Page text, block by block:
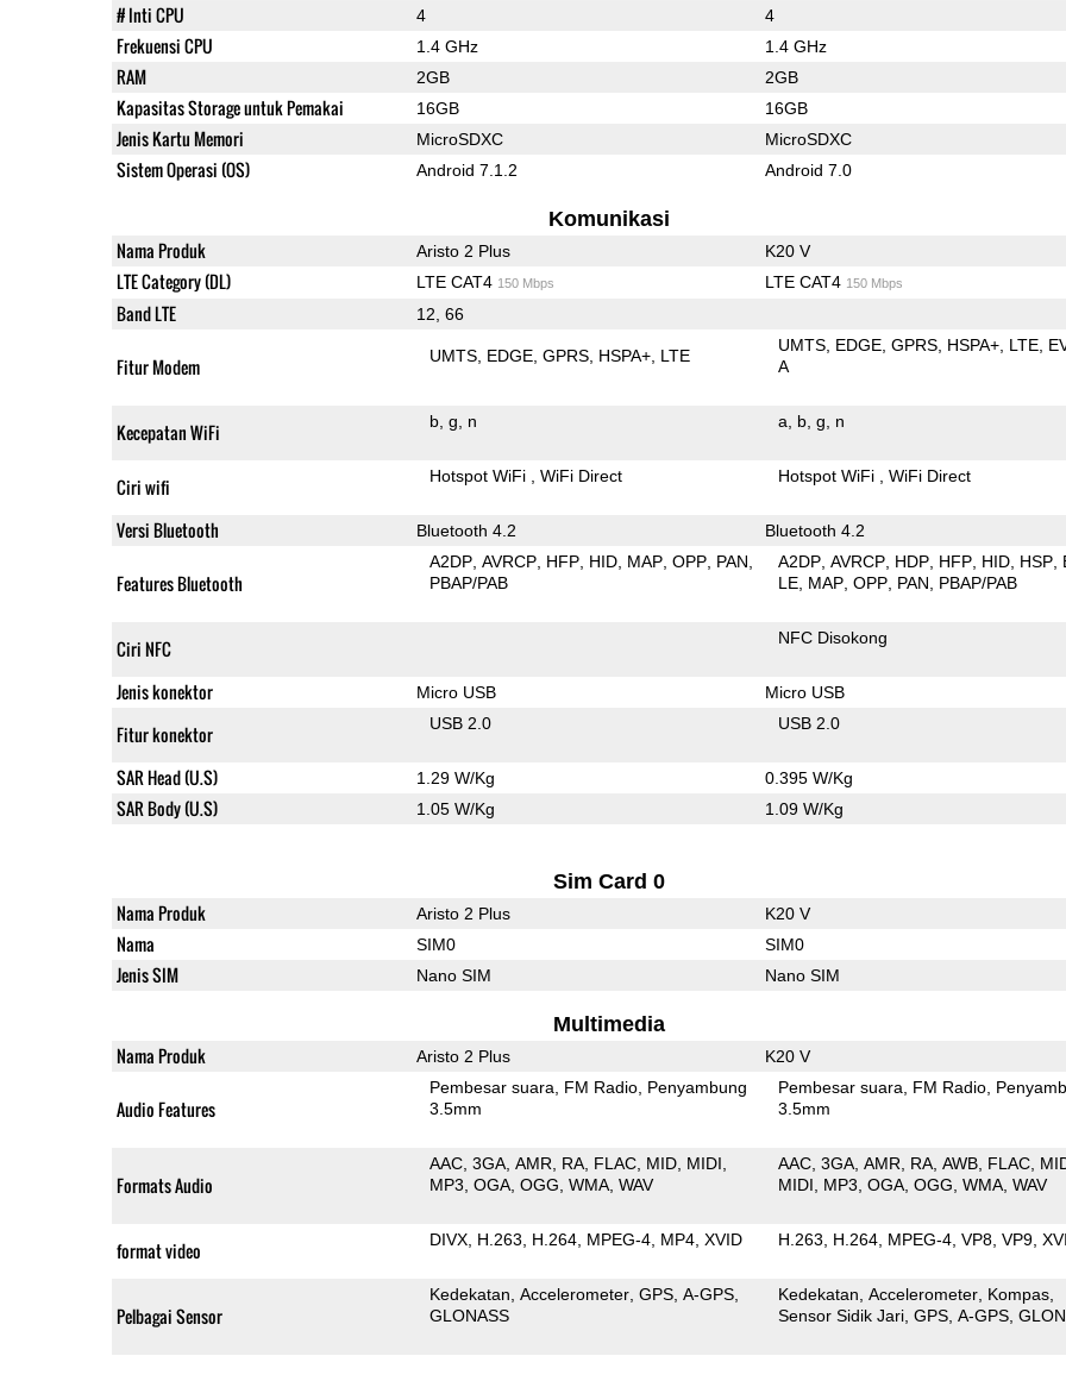
# Inti CPU 4 4
Frekuensi CPU 1.4 GHz 1.4 GHz
RAM 2GB 2GB
Kapasitas Storage untuk Pemakai 16GB 16GB
Jenis Kartu Memori MicroSDXC MicroSDXC
Sistem Operasi (OS) Android 7.1.2 Android 7.0
Komunikasi
Nama Produk Aristo 2 Plus K20 V
LTE Category (DL) LTE CAT4 150 Mbps LTE CAT4 150 Mbps
Band LTE 12, 66
Fitur Modem UMTS EDGE GPRS HSPA+ LTE
UMTS EDGE GPRS HSPA+ LTE
A
Kecepatan WiFi b g n a b g n
Ciri wifi Hotspot WiFi WiFi Direct Hotspot WiFi WiFi Direct
Versi Bluetooth Bluetooth 4.2 Bluetooth 4.2
Features Bluetooth
A2DP AVRCP HFP HID MAP OPP PAN
PBAP/PAB
A2DP AVRCP HDP HFP HID HSP
LE MAP OPP PAN PBAP/PAB
Ciri NFC NFC Disokong
Jenis konektor Micro USB Micro USB
Fitur konektor USB 2.0 USB 2.0
SAR Head (U.S) 1.29 W/Kg 0.395 W/Kg
SAR Body (U.S) 1.05 W/Kg 1.09 W/Kg
Sim Card 0
Nama Produk Aristo 2 Plus K20 V
Nama SIM0 SIM0
Jenis SIM Nano SIM Nano SIM
Multimedia
Nama Produk Aristo 2 Plus K20 V
Audio Features
Pembesar suara FM Radio Penyambung
3.5mm
Pembesar suara FM Radio
3.5mm
Formats Audio
AAC 3GA AMR RA FLAC MID MIDI
MP3 OGA OGG WMA WAV
AAC 3GA AMR RA AWB FLAC
MIDI
MP3 OGA OGG WMA WAV
format video DIVX H.263 H.264 MPEG-4 MP4 XVID H.263 H.264 MPEG-4 VP8 VP9
Pelbagai Sensor
Kedekatan Accelerometer GPS A-GPS
GLONASS
Kedekatan Accelerometer Kompas
Sensor Sidik Jari GPS A-GPS